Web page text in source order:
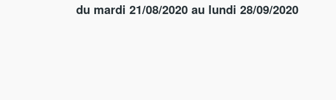
du mardi 21/08/2020 au lundi 28/09/2020